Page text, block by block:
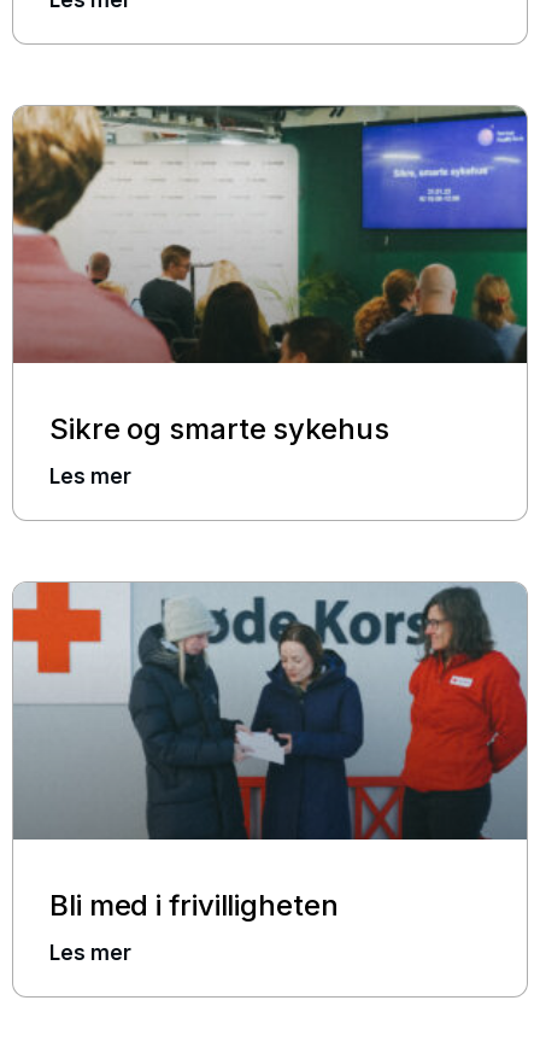
Sikre og smarte sykehus
Les mer
Bli med i frivilligheten
Les mer